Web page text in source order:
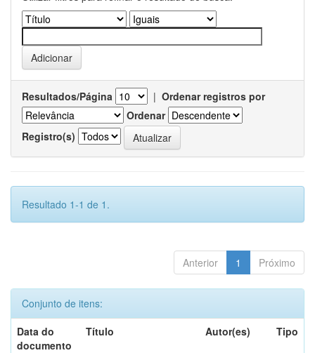
Resultados/Página | Ordenar registros por
Ordenar
Registro(s)
Resultado 1-1 de 1.
Anterior 1 Próximo
Conjunto de itens:
Data do
documento
Título Autor(es) Tipo